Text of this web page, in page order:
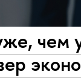
чем